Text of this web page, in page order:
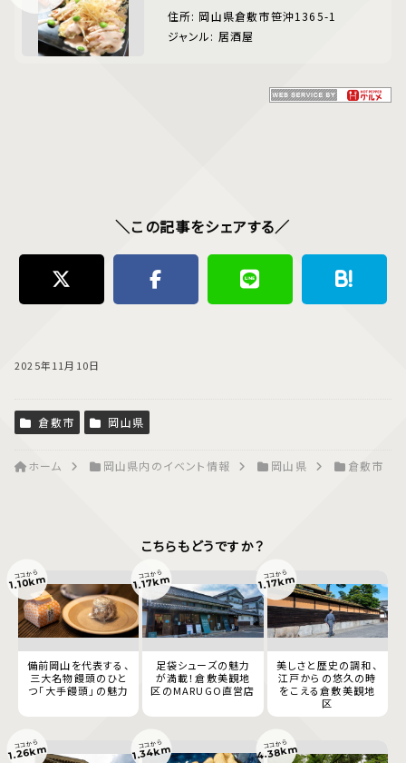
住所: 岡山県倉敷市笹沖1365-1
ジャンル: 居酒屋
＼この記事をシェアする／
2025年11月10日
倉敷市 岡山県
ホーム 岡山県内のイベント情報 岡山県 倉敷市
こちらもどうですか？
備前岡山を代表する、
三大名物饅頭のひと
つ「大手饅頭」の魅力
ココから
1.10km
足袋シューズの魅力
が満載！倉敷美観地
区のMARUGO直営店
ココから
1.17km
美しさと歴史の調和、
江戸からの悠久の時
をこえる倉敷美観地
区
ココから
1.17km
ココから
1.26km ココから
1.34km ココから
4.38km